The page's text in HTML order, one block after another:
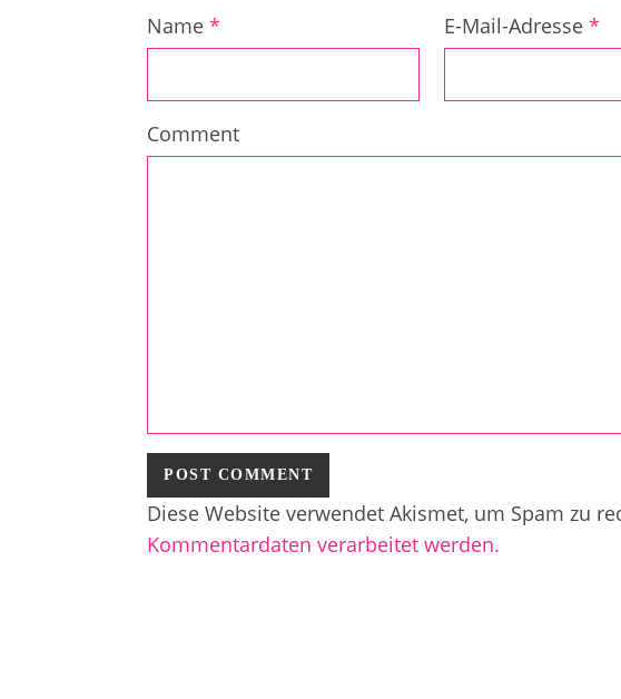
Name * E-Mail-Adresse *
Comment
Diese Website verwendet Akismet, um Spam zu
Kommentardaten verarbeitet werden.